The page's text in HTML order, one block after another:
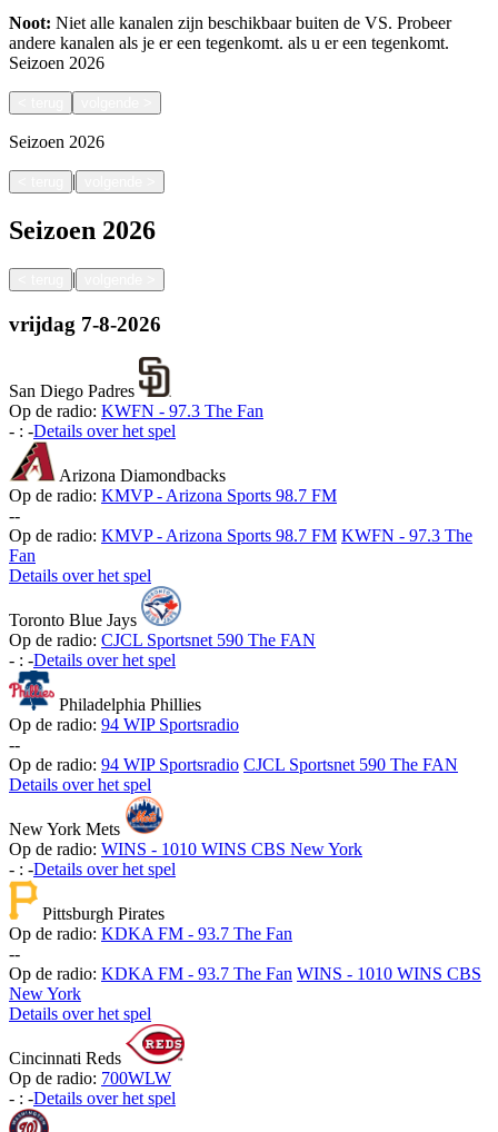
Noot: Niet alle kanalen zijn beschikbaar buiten de VS. Probeer
andere kanalen als je er een tegenkomt. als u er een tegenkomt.
Seizoen 2026
Seizoen 2026
|
Seizoen 2026
|
vrijdag 7-8-2026
San Diego Padres
Op de radio: KWFN - 97.3 The Fan
- : -Details over het spel
Arizona Diamondbacks
Op de radio: KMVP - Arizona Sports 98.7 FM
--
Op de radio: KMVP - Arizona Sports 98.7 FM KWFN - 97.3 The
Fan
Details over het spel
Toronto Blue Jays
Op de radio: CJCL Sportsnet 590 The FAN
- : -Details over het spel
Philadelphia Phillies
Op de radio: 94 WIP Sportsradio
--
Op de radio: 94 WIP Sportsradio CJCL Sportsnet 590 The FAN
Details over het spel
New York Mets
Op de radio: WINS - 1010 WINS CBS New York
- : -Details over het spel
Pittsburgh Pirates
Op de radio: KDKA FM - 93.7 The Fan
--
Op de radio: KDKA FM - 93.7 The Fan WINS - 1010 WINS CBS
New York
Details over het spel
Cincinnati Reds
Op de radio: 700WLW
- : -Details over het spel